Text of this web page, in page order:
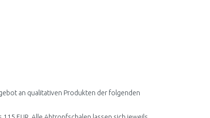
an qualitativen Produkten der folgenden